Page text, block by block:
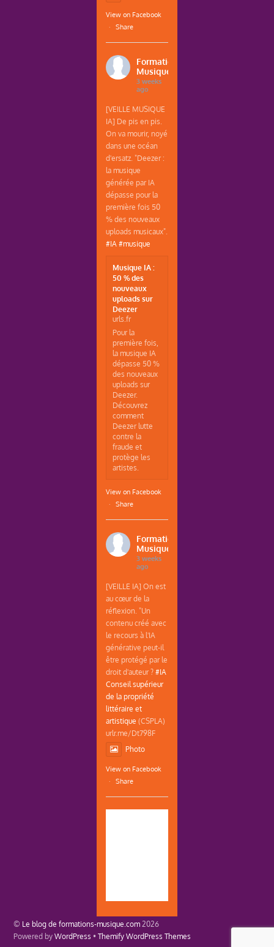
View on Facebook
·
Share
Formations
Musique
3 weeks
ago
[VEILLE MUSIQUE
IA] De pis en pis.
On va mourir, noyé
dans une océan
d'ersatz. "Deezer :
la musique
générée par IA
dépasse pour la
première fois 50
% des nouveaux
uploads musicaux".
#IA #musique
Musique IA :
50 % des
nouveaux
uploads sur
Deezer
urls.fr
Pour la
première fois,
la musique IA
dépasse 50 %
des nouveaux
uploads sur
Deezer.
Découvrez
comment
Deezer lutte
contre la
fraude et
protège les
artistes.
View on Facebook
·
Share
Formations
Musique
3 weeks
ago
[VEILLE IA] On est
au cœur de la
réflexion. "Un
contenu créé avec
le recours à l'IA
générative peut-il
être protégé par le
droit d'auteur ?#IA
Conseil supérieur
de la propriété
littéraire et
artistique (CSPLA)
urlr.me/Dt798F
Photo
View on Facebook
·
Share
© Le blog de formations-musique.com2026
Powered byWordPress •Themify WordPress Themes